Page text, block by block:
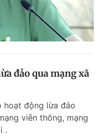
đảo qua mạng xã
hoạt động lừa đảo
viễn thông, mạng
.